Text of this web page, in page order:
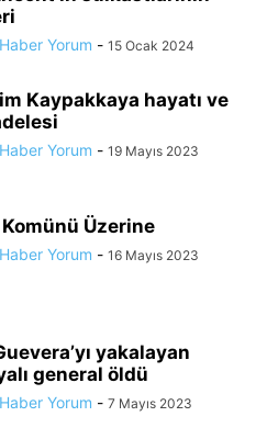
Yorum - 15 Ocak 2024
Kaypakkaya hayatı ve
Yorum - 19 Mayıs 2023
Üzerine
Yorum - 16 Mayıs 2023
yakalayan
general öldü
Yorum - 7 Mayıs 2023